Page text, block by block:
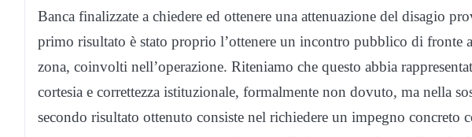
Banca finalizzate a chiedere ed ottenere una attenuazione del disagio
primo risultato è stato proprio l’ottenere un incontro pubblico di fronte
zona, coinvolti nell’operazione. Riteniamo che questo abbia
cortesia e correttezza istituzionale, formalmente non dovuto, ma nella
secondo risultato ottenuto consiste nel richiedere un impegno concreto